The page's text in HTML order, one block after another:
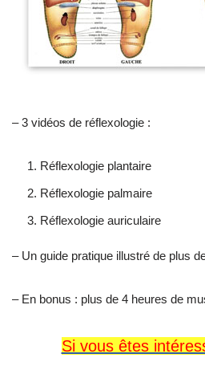
– 3 vidéos de réflexologie :
Réflexologie plantaire
Réflexologie palmaire
Réflexologie auriculaire
– Un guide pratique illustré de plus
– En bonus : plus de 4 heures de
Si vous êtes